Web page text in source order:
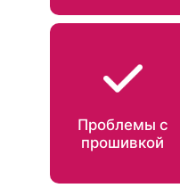
Проблемы с
прошивкой